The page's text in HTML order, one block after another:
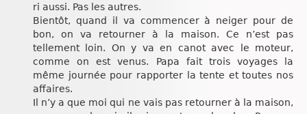
ri aussi. Pas les autres.
Bientôt, quand il va commencer à neiger pour de
bon, on va retourner à la maison. Ce n’est pas
tellement loin. On y va en canot avec le moteur,
comme on est venus. Papa fait trois voyages la
même journée pour rapporter la tente et toutes nos
affaires.
Il n’y a que moi qui ne vais pas retourner à la maison,